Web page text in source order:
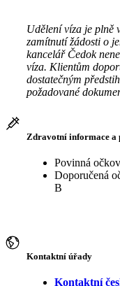
Udělení víza je plně
zamítnutí žádosti o
kancelář Čedok
víza. Klientům
dostatečným
požadované
Zdravotní informace a
Povinná
Doporučená
B
Kontaktní úřady
Kontaktní